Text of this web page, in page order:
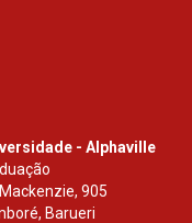
- Alphaville
905
Barueri